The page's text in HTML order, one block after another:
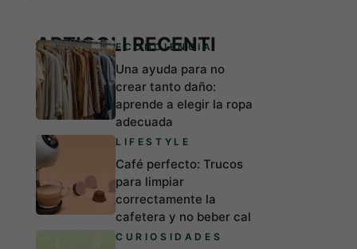
ARTICOLI RECENTI
ECONCIENCIA
Una ayuda para no
crear tanto daño:
aprende a elegir la ropa
adecuada
LIFESTYLE
Café perfecto: Trucos
para limpiar
correctamente la
cafetera y no beber cal
CURIOSIDADES